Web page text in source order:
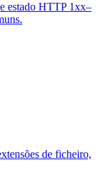
estado HTTP 1xx–
de ficheiro,